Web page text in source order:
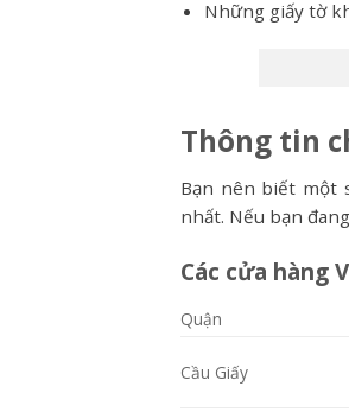
Những giấy tờ
Thông tin
Bạn nên biết một
nhất. Nếu bạn
Các cửa hàng
Quận
Cầu Giấy